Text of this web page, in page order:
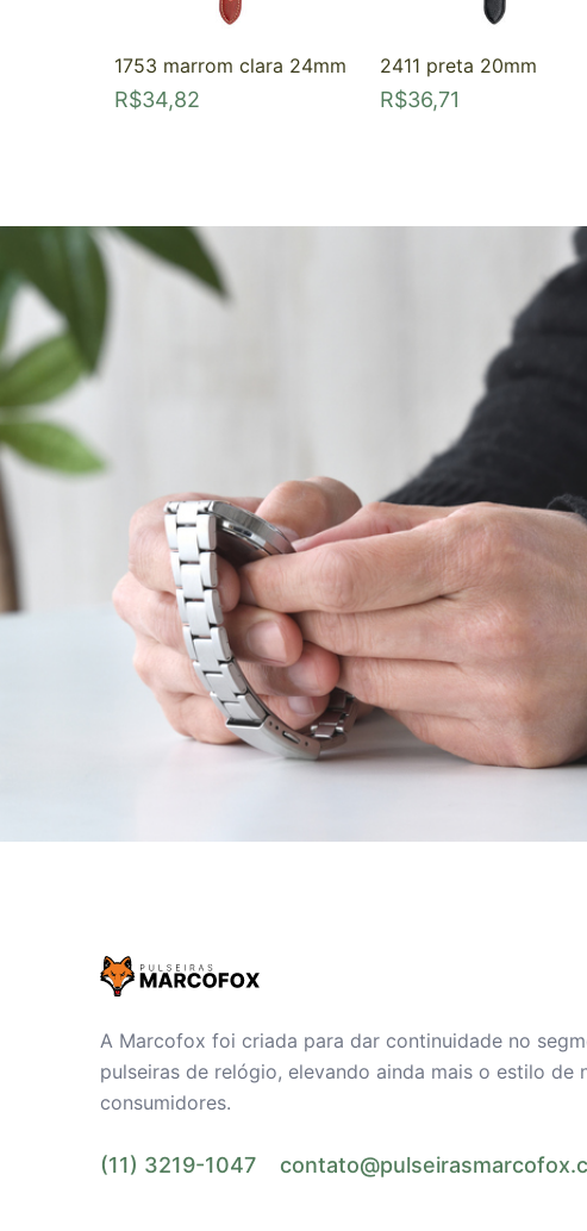
1753 marrom clara 24mm
R$34,82
2411 preta 20mm
R$36,71
A Marcofox foi criada para dar continuidade no
pulseiras de relógio, elevando ainda mais o estilo de
consumidores.
(11) 3219-1047